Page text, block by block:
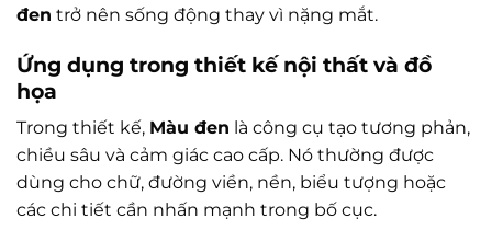
đen trở nên sống động thay vì nặng mắt.
Ứng dụng trong thiết kế nội thất và đồ
họa
Trong thiết kế, Màu đen là công cụ tạo tương phản,
chiều sâu và cảm giác cao cấp. Nó thường được
dùng cho chữ, đường viền, nền, biểu tượng hoặc
các chi tiết cần nhấn mạnh trong bố cục.